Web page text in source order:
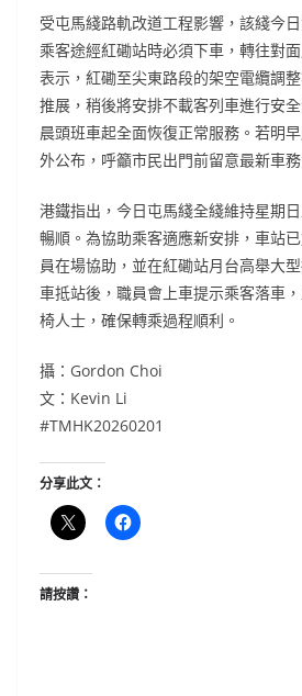
受屯馬綫路軌改道工程影響，該綫今
乘客途經紅磡站時必須下車，轉往對
表示，紅磡至尖東路段的架空電纜調
推展，稍後將安排不載客列車進行安
晨頭班車起全面恢復正常服務。若明
外公布，呼籲市民出門前留意最新車務
港鐵指出，今日屯馬綫全綫維持星期
暢順。為協助乘客適應新安排，車站
員在場協助，並在紅磡站月台高舉大
車抵站後，職員會上車提示乘客落車
椅人士，確保轉乘過程順利。
攝：Gordon Choi
文：Kevin Li
#TMHK20260201
分享此文：
請按讚：